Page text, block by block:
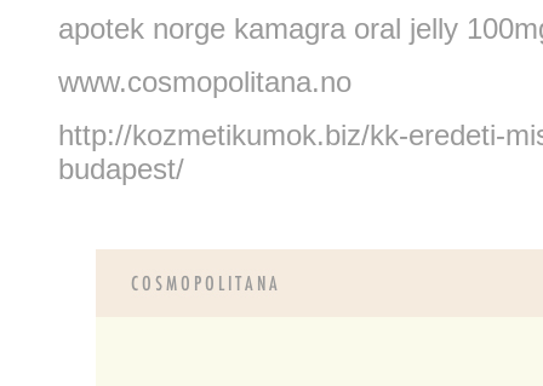
apotek norge kamagra oral jelly
www.cosmopolitana.no
http://kozmetikumok.biz/kk-eredeti-
budapest/